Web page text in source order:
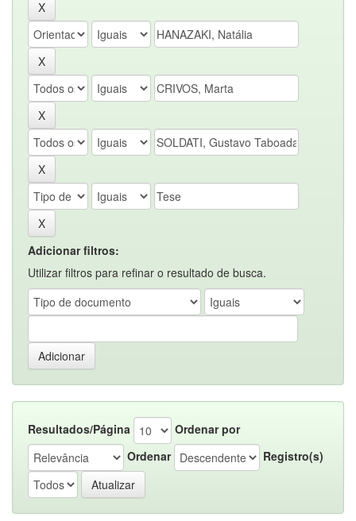
Adicionar filtros:
Utilizar filtros para refinar o resultado de busca.
Resultados/Página
Ordenar por
Ordenar
Registro(s)